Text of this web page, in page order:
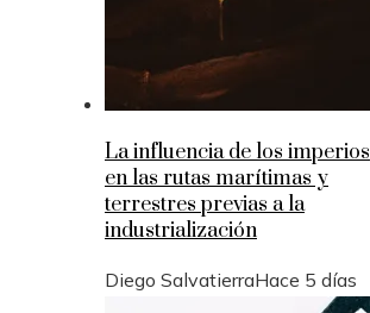
La influencia de los imperios
en las rutas marítimas y
terrestres previas a la
industrialización
Diego SalvatierraHace 5 días